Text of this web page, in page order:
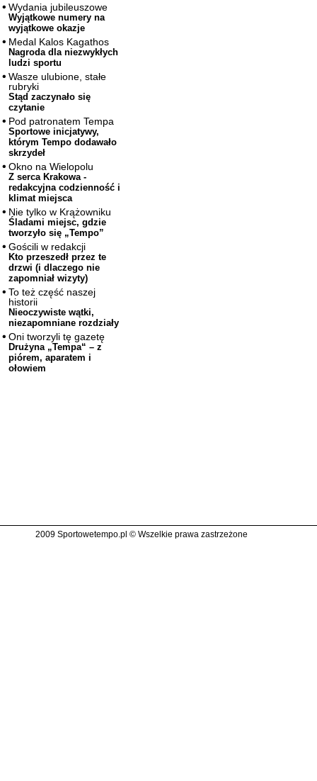
Wydania jubileuszowe
Wyjątkowe numery na
wyjątkowe okazje
Medal Kalos Kagathos
Nagroda dla niezwykłych
ludzi sportu
Wasze ulubione, stałe
rubryki
Stąd zaczynało się
czytanie
Pod patronatem Tempa
Sportowe inicjatywy,
którym Tempo dodawało
skrzydeł
Okno na Wielopolu
Z serca Krakowa -
redakcyjna codzienność i
klimat miejsca
Nie tylko w Krążowniku
Śladami miejsc, gdzie
tworzyło się „Tempo”
Gościli w redakcji
Kto przeszedł przez te
drzwi (i dlaczego nie
zapomniał wizyty)
To też część naszej
historii
Nieoczywiste wątki,
niezapomniane rozdziały
Oni tworzyli tę gazetę
Drużyna „Tempa“ – z
piórem, aparatem i
ołowiem
2009 Sportowetempo.pl © Wszelkie prawa zastrzeżone